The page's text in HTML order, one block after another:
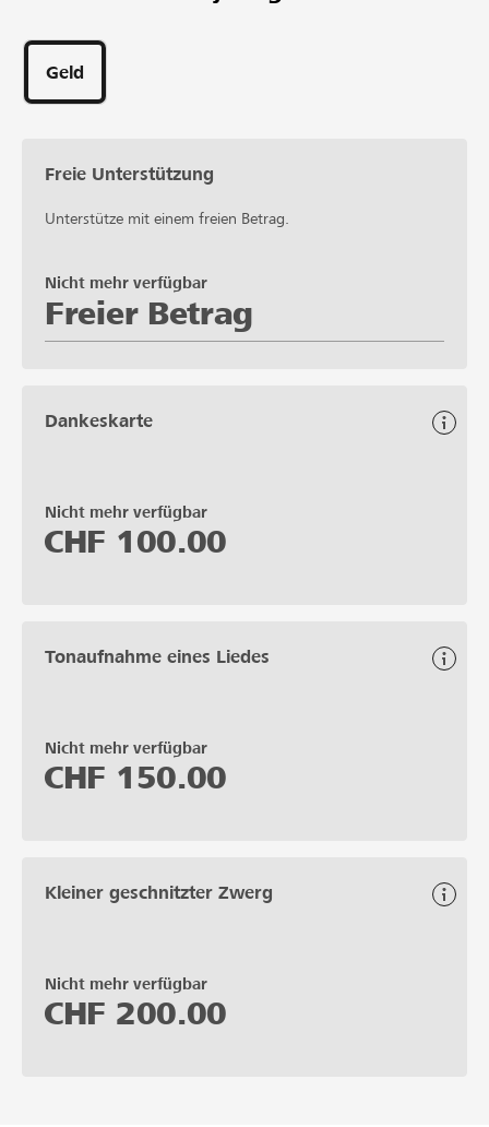
Geld
Freie Unterstützung
Unterstütze mit einem freien Betrag.
Freier Betrag
Nicht mehr verfügbar
Dankeskarte
Nicht mehr verfügbar
CHF 100.00
Tonaufnahme eines Liedes
Nicht mehr verfügbar
CHF 150.00
Kleiner geschnitzter Zwerg
Nicht mehr verfügbar
CHF 200.00